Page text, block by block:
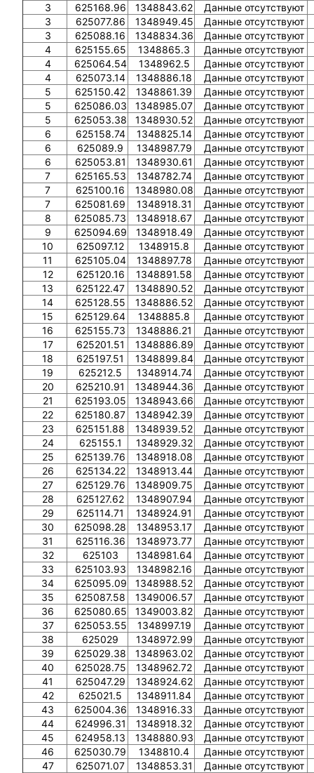
3
625168.96 1348843.62
Данные отсутствуют
3
625077.86 1348949.45
Данные отсутствуют
3
625088.16 1348834.36
Данные отсутствуют
4
625155.65 1348865.3
Данные отсутствуют
4
625064.54 1348962.5
Данные отсутствуют
4
625073.14 1348886.18
Данные отсутствуют
5
625150.42 1348861.39
Данные отсутствуют
5
625086.03 1348985.07
Данные отсутствуют
5
625053.38 1348930.52
Данные отсутствуют
6
625158.74 1348825.14
Данные отсутствуют
6
625089.9 1348987.79
Данные отсутствуют
6
625053.81 1348930.61
Данные отсутствуют
7
625165.53 1348782.74
Данные отсутствуют
7
625100.16 1348980.08
Данные отсутствуют
7
625081.69 1348918.31
Данные отсутствуют
8
625085.73 1348918.67
Данные отсутствуют
9
625094.69 1348918.49
Данные отсутствуют
10
625097.12 1348915.8
Данные отсутствуют
11
625105.04 1348897.78
Данные отсутствуют
12
625120.16 1348891.58
Данные отсутствуют
13
625122.47 1348890.52
Данные отсутствуют
14
625128.55 1348886.52
Данные отсутствуют
15
625129.64 1348885.8
Данные отсутствуют
16
625155.73 1348886.21
Данные отсутствуют
17
625201.51 1348886.89
Данные отсутствуют
18
625197.51 1348899.84
Данные отсутствуют
19
625212.5 1348914.74
Данные отсутствуют
20
625210.91 1348944.36
Данные отсутствуют
21
625193.05 1348943.66
Данные отсутствуют
22
625180.87 1348942.39
Данные отсутствуют
23
625151.88 1348939.52
Данные отсутствуют
24
625155.1 1348929.32
Данные отсутствуют
25
625139.76 1348918.08
Данные отсутствуют
26
625134.22 1348913.44
Данные отсутствуют
27
625129.76 1348909.75
Данные отсутствуют
28
625127.62 1348907.94
Данные отсутствуют
29
625114.71 1348924.91
Данные отсутствуют
30
625098.28 1348953.17
Данные отсутствуют
31
625116.36 1348973.77
Данные отсутствуют
32
625103 1348981.64
Данные отсутствуют
33
625103.93 1348982.16
Данные отсутствуют
34
625095.09 1348988.52
Данные отсутствуют
35
625087.58 1349006.57
Данные отсутствуют
36
625080.65 1349003.82
Данные отсутствуют
37
625053.55 1348997.19
Данные отсутствуют
38
625029 1348972.99
Данные отсутствуют
39
625029.38 1348963.02
Данные отсутствуют
40
625028.75 1348962.72
Данные отсутствуют
41
625047.29 1348924.62
Данные отсутствуют
42
625021.5 1348911.84
Данные отсутствуют
43
625004.36 1348916.33
Данные отсутствуют
44
624996.31 1348918.32
Данные отсутствуют
45
624958.13 1348880.93
Данные отсутствуют
46
625030.79 1348810.4
Данные отсутствуют
47
625071.07 1348853.31
Данные отсутствуют